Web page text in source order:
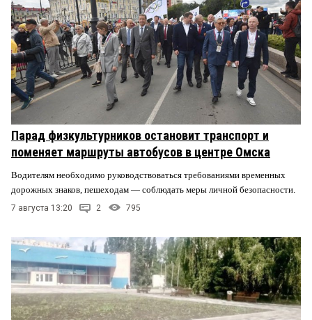
Парад физкультурников остановит транспорт и
поменяет маршруты автобусов в центре Омска
Водителям необходимо руководствоваться требованиями временных
дорожных знаков, пешеходам — соблюдать меры личной безопасности.
7 августа 13:20 2 795